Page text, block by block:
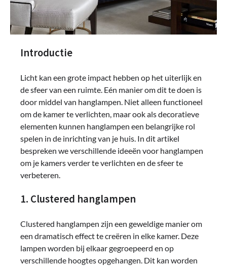
Introductie
Licht kan een grote impact hebben op het uiterlijk en
de sfeer van een ruimte. Eén manier om dit te doen is
door middel van hanglampen. Niet alleen functioneel
om de kamer te verlichten, maar ook als decoratieve
elementen kunnen hanglampen een belangrijke rol
spelen in de inrichting van je huis. In dit artikel
bespreken we verschillende ideeën voor hanglampen
om je kamers verder te verlichten en de sfeer te
verbeteren.
1. Clustered hanglampen
Clustered hanglampen zijn een geweldige manier om
een dramatisch effect te creëren in elke kamer. Deze
lampen worden bij elkaar gegroepeerd en op
verschillende hoogtes opgehangen. Dit kan worden